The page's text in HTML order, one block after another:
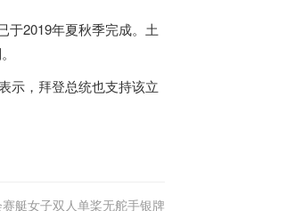
于2019年夏秋季完成。土
示，拜登总统也支持该立
艇女子双人单桨无舵手银牌